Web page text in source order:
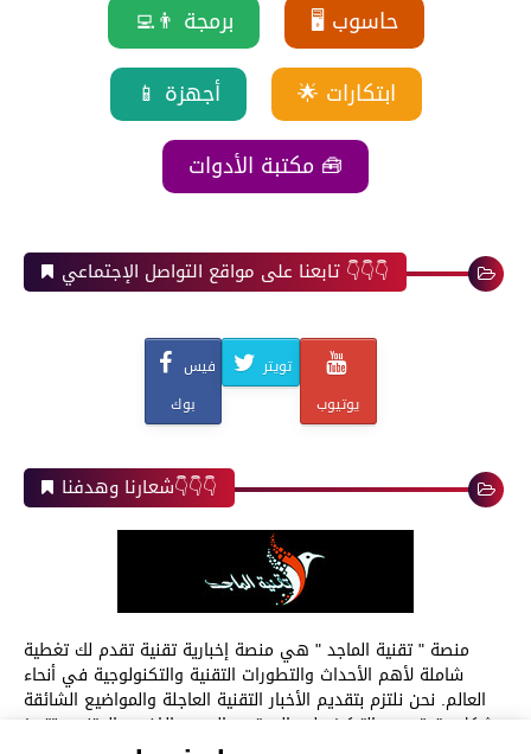
👨‍💻 برمجة
🖥️ حاسوب
📱 أجهزة
🌟 ابتكارات
مكتبة الأدوات 🧰
تابعنا على مواقع التواصل الإجتماعي 👇👇👇
فيس
بوك
تويتر
يوتيوب
شعارنا وهدفنا👇👇👇
منصة " تقنية الماجد " هي منصة إخبارية تقنية تقدم لك تغطية
شاملة لأهم الأحداث والتطورات التقنية والتكنولوجية في أنحاء
العالم. نحن نلتزم بتقديم الأخبار التقنية العاجلة والمواضيع الشائقة
بشكل دقيق، مع التركيز على المحتوى العربي الغني والمتنوع. تتميز